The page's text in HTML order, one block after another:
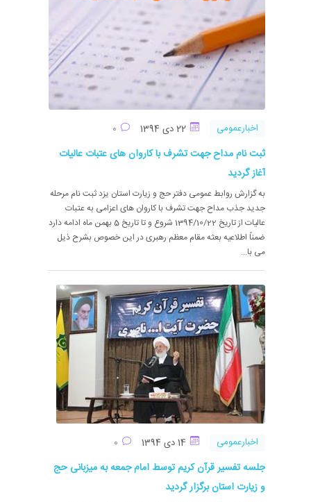
اخبارعمومی 22 دی 1394
ثبت نام مداح جهت تشرف با کاروان های عتبات عالیات
آغاز گردید
به گزارش روابط عمومی دفتر حج و زیارت استان یزد ثبت نام مرحله
جدید جذب مداح جهت تشرف با کاروان های اعزامی به عتبات
عالیات از تاریخ 1394/10/22 شروع و تا تاریخ 5 بهمن ماه ادامه دارد
ضمناً اطلاعیه بعثه مقام معظم رهبری در این خصوص بشرح ذیل
می با...
اخبارعمومی
جلسه تفسیر قرآن کریم توسط امام جمعه به میزبانی حج
و زیارت استان برگزار گردید